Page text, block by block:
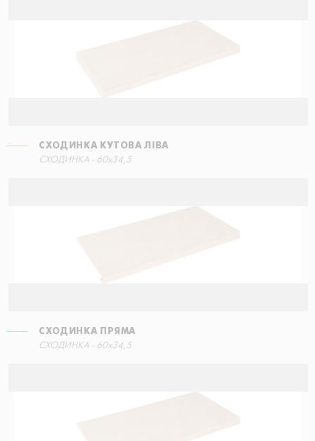
СХОДИНКА КУТОВА ЛІВА
СХОДИНКА - 60x34,5
СХОДИНКА ПРЯМА
СХОДИНКА - 60x34,5